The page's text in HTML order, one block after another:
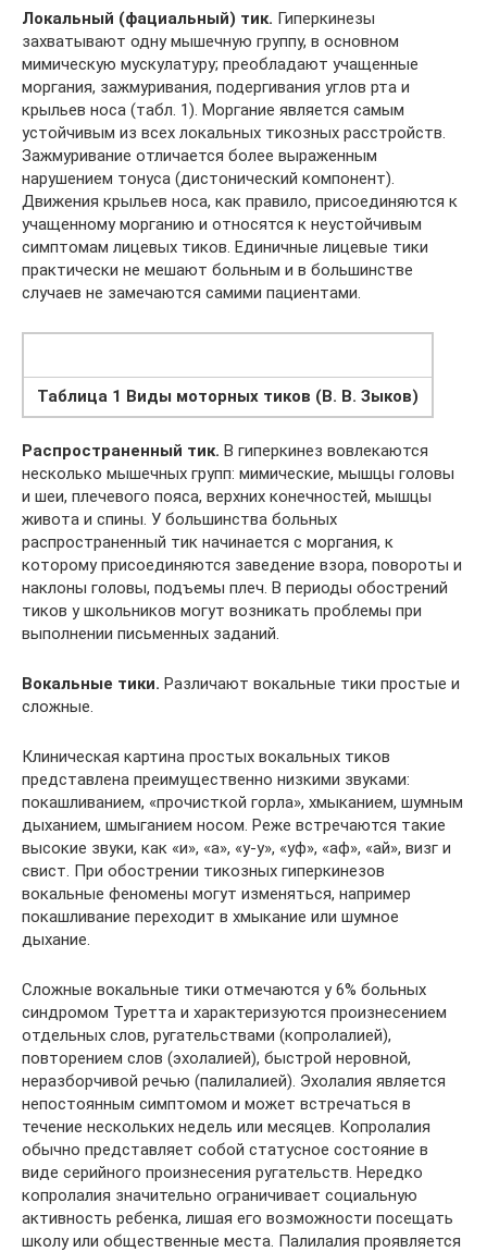
Локальный (фациальный) тик. Гиперкинезы
захватывают одну мышечную группу, в основном
мимическую мускулатуру; преобладают учащенные
моргания, зажмуривания, подергивания углов рта и
крыльев носа (табл. 1). Моргание является самым
устойчивым из всех локальных тикозных расстройств.
Зажмуривание отличается более выраженным
нарушением тонуса (дистонический компонент).
Движения крыльев носа, как правило, присоединяются к
учащенному морганию и относятся к неустойчивым
симп­томам лицевых тиков. Единичные лицевые тики
практически не мешают больным и в большинстве
случаев не замечаются самими пациентами.
Таблица 1 Виды моторных тиков (В. В. Зыков)
Распространенный тик. В гиперкинез вовлекаются
несколько мышечных групп: мимические, мышцы головы
и шеи, плечевого пояса, верхних конечностей, мышцы
живота и спины. У большинства больных
распространенный тик начинается с моргания, к
которому присоединяются заведение взора, повороты и
наклоны головы, подъемы плеч. В периоды обострений
тиков у школьников могут возникать проблемы при
выполнении письменных заданий.
Вокальные тики. Различают вокальные тики простые и
сложные.
Клиническая картина простых вокальных тиков
представлена преимущественно низкими звуками:
покашливанием, «прочисткой горла», хмыканием, шумным
дыханием, шмыганием носом. Реже встречаются такие
высокие звуки, как «и», «а», «у-у», «уф», «аф», «ай», визг и
свист. При обострении тикозных гиперкинезов
вокальные феномены могут изменяться, например
покашливание переходит в хмыкание или шумное
дыхание.
Сложные вокальные тики отмечаются у 6% больных
синдромом Туретта и характеризуются произнесением
отдельных слов, ругательствами (копролалией),
повторением слов (эхолалией), быстрой неровной,
неразборчивой речью (палилалией). Эхолалия является
непостоянным симптомом и может встречаться в
течение нескольких недель или месяцев. Копролалия
обычно представляет собой статусное состояние в
виде серийного произнесения ругательств. Нередко
копролалия значительно ограничивает социальную
активность ребенка, лишая его возможности посещать
школу или общественные места. Палилалия проявляется